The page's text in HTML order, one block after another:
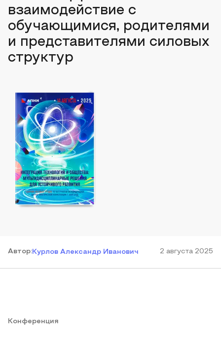
взаимодействие с
обучающимися, родителями
и представителями силовых
структур
Автор:Курлов Александр Иванович 2 августа 2025
Конференция